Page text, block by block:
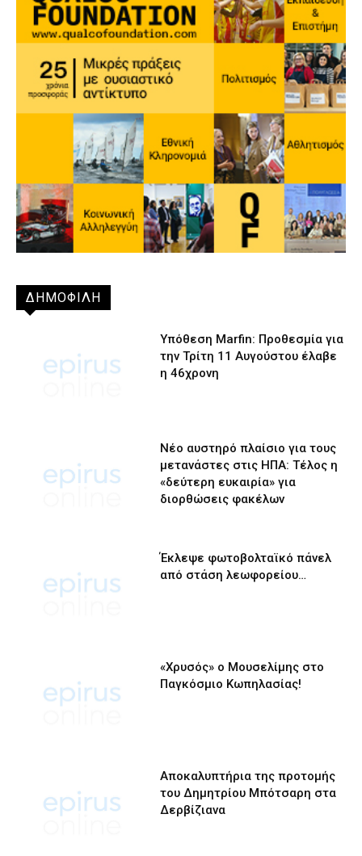
ΔΗΜΟΦΙΛΗ
Υπόθεση Marfin: Προθεσμία για
την Τρίτη 11 Αυγούστου έλαβε
η 46χρονη
Νέο αυστηρό πλαίσιο για τους
μετανάστες στις ΗΠΑ: Τέλος η
«δεύτερη ευκαιρία» για
διορθώσεις φακέλων
Έκλεψε φωτοβολταϊκό πάνελ
από στάση λεωφορείου…
«Χρυσός» ο Μουσελίμης στο
Παγκόσμιο Κωπηλασίας!
Αποκαλυπτήρια της προτομής
του Δημητρίου Μπότσαρη στα
Δερβίζιανα